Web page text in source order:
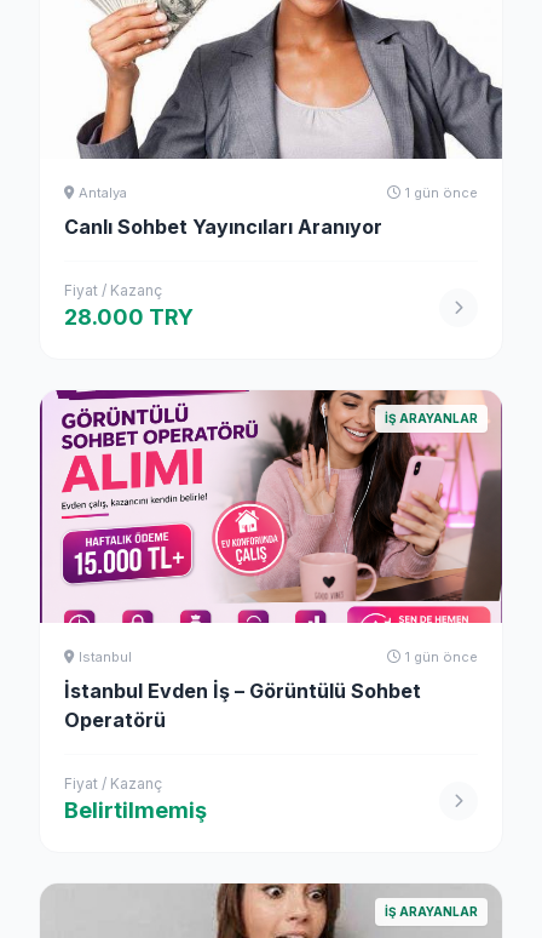
Antalya 1 gün önce
Canlı Sohbet Yayıncıları Aranıyor
Fiyat / Kazanç
28.000 TRY
İŞ ARAYANLAR
Istanbul 1 gün önce
İstanbul Evden İş – Görüntülü Sohbet
Operatörü
Fiyat / Kazanç
Belirtilmemiş
İŞ ARAYANLAR